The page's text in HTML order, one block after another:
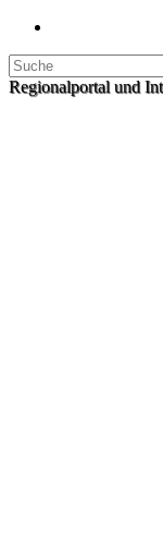
Regionalportal und